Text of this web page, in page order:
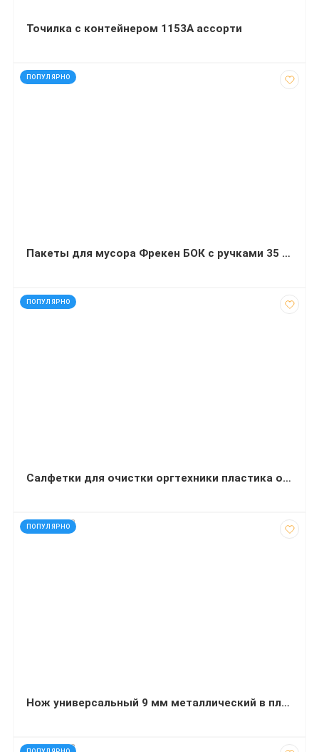
Точилка с контейнером 1153А ассорти
ПОПУЛЯРНО
код: 4406
Пакеты для мусора Фрекен БОК с ручками 35 л синие 50 штук
ПОПУЛЯРНО
код: 2630
Салфетки для очистки оргтехники пластика офисной мебели JOBMAX Buromax
ПОПУЛЯРНО
код: 927082
Нож универсальный 9 мм металлический в пластиковом корпусе с резиновыми вставками
код: 927308